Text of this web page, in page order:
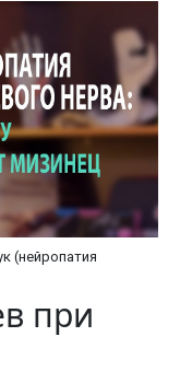
(нейропатия
при